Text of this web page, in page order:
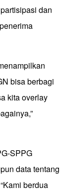
dan
bisa berbagi
kita overlay
SPPG
data tentang
berdua